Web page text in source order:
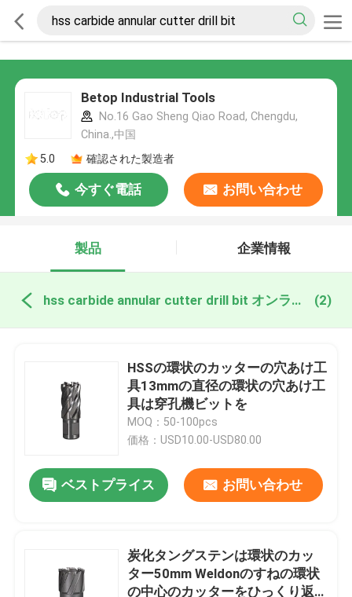
Betop Industrial Tools
No.16 Gao Sheng Qiao Road, Chengdu,
China.,中国
5.0
確認された製造者
今すぐ電話 お問い合わせ
製品 企業情報
hss carbide annular cutter drill bit オンライン製造 (2)
HSSの環状のカッターの穴あけ工
具13mmの直径の環状の穴あけ工
具は穿孔機ビットを
MOQ：50-100pcs
価格：USD10.00-USD80.00
ベストプライス お問い合わせ
炭化タングステンは環状のカッ
ター50mm Weldonのすねの環状
の中心のカッターをひっくり返